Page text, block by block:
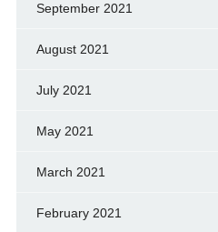
September 2021
August 2021
July 2021
May 2021
March 2021
February 2021